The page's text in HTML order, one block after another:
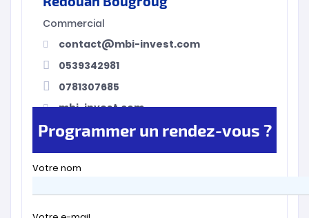
Commercial
contact@mbi-invest.com
0539342981
0781307685
mbi-invest.com
Programmer un rendez-vous ?
Votre nom